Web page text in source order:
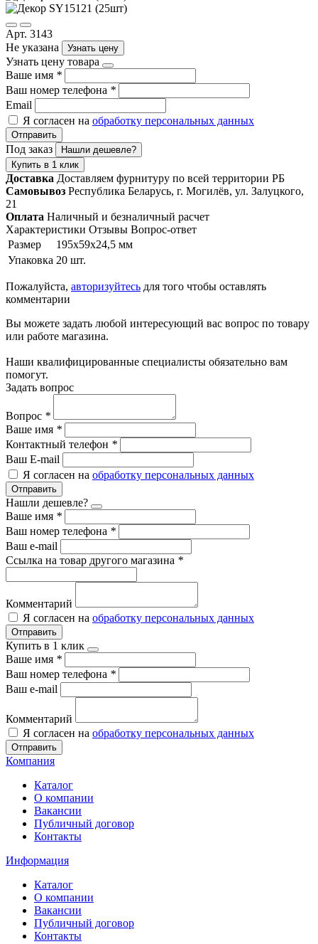
Арт. 3143
Не указана
Узнать цену
Узнать цену товара
Ваше имя *
Ваш номер телефона *
Email
Я согласен на обработку персональных данных
Отправить
Под заказ
Нашли дешевле?
Купить в 1 клик
Доставка Доставляем фурнитуру по всей территории РБ
Самовывоз Республика Беларусь, г. Могилёв, ул. Залуцкого,
21
Оплата Наличный и безналичный расчет
Характеристики Отзывы Вопрос-ответ
Размер
195х59х24,5 мм
Упаковка 20 шт.
Пожалуйста, авторизуйтесь для того чтобы оставлять
комментарии
Вы можете задать любой интересующий вас вопрос по товару
или работе магазина.
Наши квалифицированные специалисты обязательно вам
помогут.
Задать вопрос
Вопрос *
Ваше имя *
Контактный телефон *
Ваш E-mail
Я согласен на обработку персональных данных
Отправить
Нашли дешевле?
Ваше имя *
Ваш номер телефона *
Ваш e-mail
Ссылка на товар другого магазина *
Комментарий
Я согласен на обработку персональных данных
Отправить
Купить в 1 клик
Ваше имя *
Ваш номер телефона *
Ваш e-mail
Комментарий
Я согласен на обработку персональных данных
Отправить
Компания
Каталог
О компании
Вакансии
Публичный договор
Контакты
Информация
Каталог
О компании
Вакансии
Публичный договор
Контакты